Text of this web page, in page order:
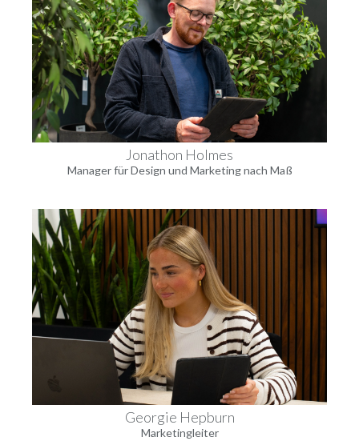
Jonathon Holmes
Manager für Design und Marketing nach Maß
Georgie Hepburn
Marketingleiter